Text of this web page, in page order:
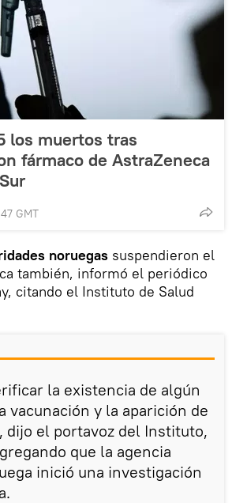
los muertos tras
fármaco de AstraZeneca
GMT
noruegas suspendieron el
también, informó el periódico
citando el Instituto de Salud
la existencia de algún
vacunación y la aparición de
dijo el portavoz del Instituto,
que la agencia
inició una investigación